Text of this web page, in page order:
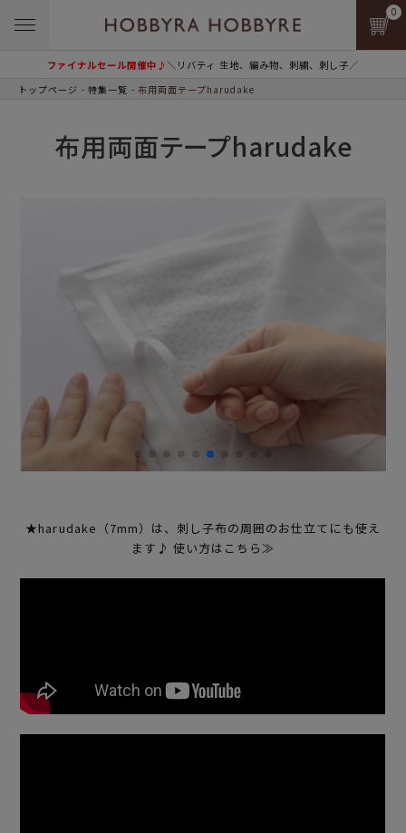
ファイナルセール開催中♪＼リバティ 生地、編み物、刺繍、刺し子／
0
トップページ 特集一覧 布用両面テープharudake
布用両面テープharudake
★harudake（7mm）は、刺し子布の周囲のお仕立てにも使え
ます♪ 使い方はこちら≫